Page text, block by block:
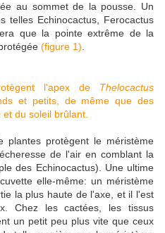
au sommet de la pousse. Un
telles Echinocactus, Ferocactus
que la pointe extrême de la
(figure 1)
l'apex de Thelocactus
et petits, de même que des
du soleil brûlant.
plantes protègent le méristème
de l'air en comblant la
des Echinocactus). Une ultime
elle-même: un méristème
la plus haute de l'axe, et il l'est
Chez les cactées, les tissus
un petit peu plus vite que ceux